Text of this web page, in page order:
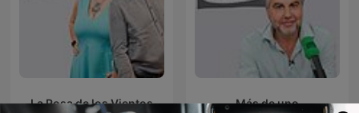
La Rosa de los Vientos Más de uno